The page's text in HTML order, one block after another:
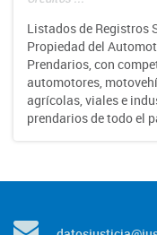
Listados de Registros
Propiedad del
Prendarios, con
automotores,
agrícolas, viales e
prendarios de todo el